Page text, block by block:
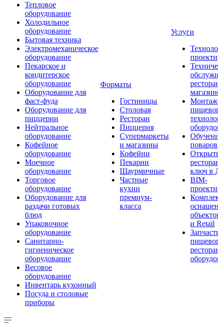
Тепловое
оборудование
Холодильное
оборудование
Бытовая техника
Электромеханическое
оборудование
Пекарское и
кондитерское
оборудование
Оборудование для
фаст-фуда
Оборудование для
пиццерии
Нейтральное
оборудование
Кофейное
оборудование
Моечное
оборудование
Торговое
оборудование
Оборудование для
раздачи готовых
блюд
Упаковочное
оборудование
Санитарно-
гигиеническое
оборудование
Весовое
оборудование
Инвентарь кухонный
Посуда и столовые
приборы
Форматы
Гостиницы
Столовая
Ресторан
Пиццерия
Супермаркеты
и магазины
Кофейни
Пекарни
Шаурмичные
Частные
кухни
премиум-
класса
Услуги
Монтаж
поваров
ключ в
BIM-
и Retail